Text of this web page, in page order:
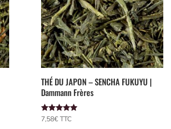
THÉ DU JAPON – SENCHA FUKUYU |
Dammann Frères
Note
5.00
7,58€ TTC